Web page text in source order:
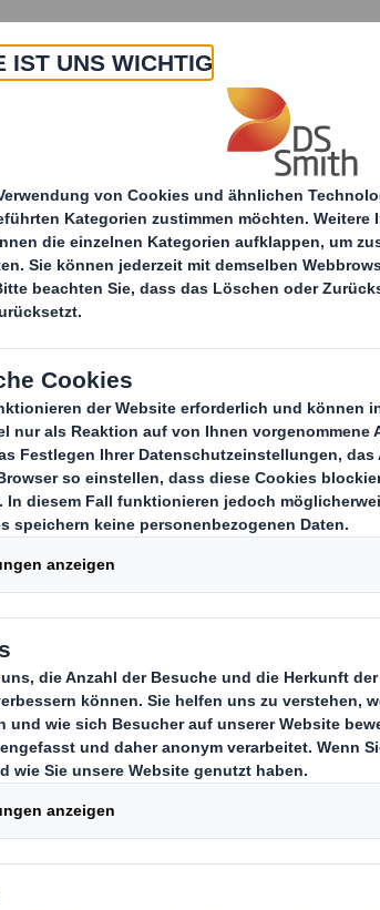
Über Uns Produkte & Service
Services rund um Verpackung & Display